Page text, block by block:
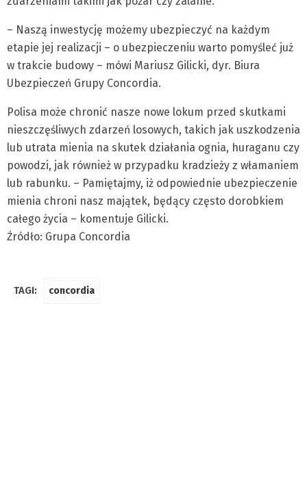
– Naszą inwestycję możemy ubezpieczyć na każdym
etapie jej realizacji – o ubezpieczeniu warto pomyśleć już
w trakcie budowy – mówi Mariusz Gilicki, dyr. Biura
Ubezpieczeń Grupy Concordia.
Polisa może chronić nasze nowe lokum przed skutkami
nieszczęśliwych zdarzeń losowych, takich jak uszkodzenia
lub utrata mienia na skutek działania ognia, huraganu czy
powodzi, jak również w przypadku kradzieży z włamaniem
lub rabunku. – Pamiętajmy, iż odpowiednie ubezpieczenie
mienia chroni nasz majątek, będący często dorobkiem
całego życia – komentuje Gilicki.
Źródło: Grupa Concordia
TAGI: concordia